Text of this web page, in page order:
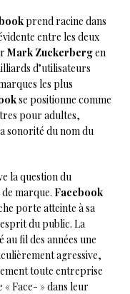
prend racine dans
entre les deux
Mark Zuckerbergen
d’utilisateurs
les plus
se positionne comme
pour adultes,
sonorité du nom du
la question du
marque. Facebook
porte atteinte à sa
du public. La
au fil des années une
agressive,
toute entreprise
Face- » dans leur